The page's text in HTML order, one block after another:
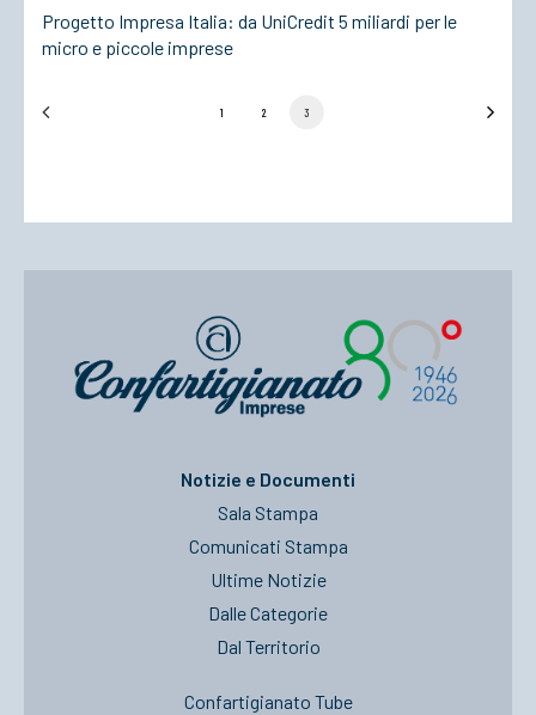
Progetto Impresa Italia: da UniCredit 5 miliardi per le
micro e piccole imprese
1 2 3
Notizie e Documenti
Sala Stampa
Comunicati Stampa
Ultime Notizie
Dalle Categorie
Dal Territorio
Confartigianato Tube